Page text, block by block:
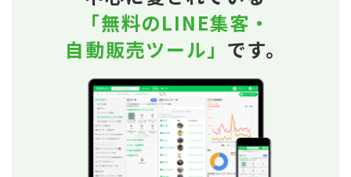
「無料のLINE集客・
自動販売ツール」 です。